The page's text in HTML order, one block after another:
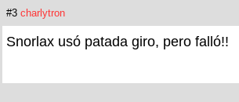
#3 charlytron
Snorlax usó patada giro, pero falló!!